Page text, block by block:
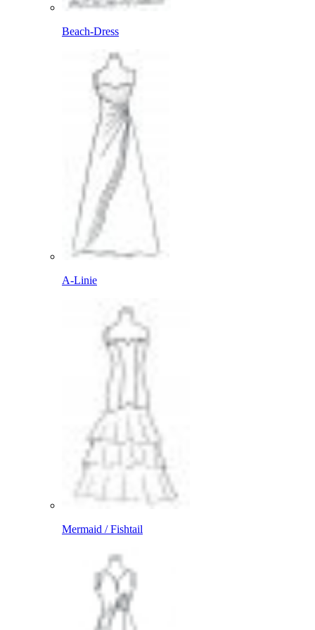
Beach-Dress
A-Linie
Mermaid / Fishtail